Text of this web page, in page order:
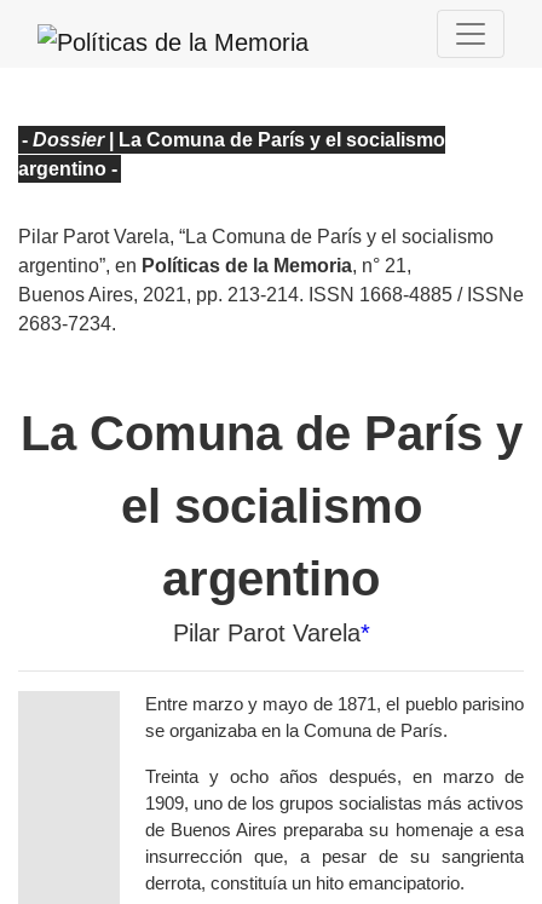
- Dossier| La Comuna de París y el socialismo
argentino -
Pilar Parot Varela, “La Comuna de París y el socialismo
argentino”, en Políticas de la Memoria, n° 21,
Buenos Aires, 2021, pp. 213-214. ISSN 1668-4885 / ISSNe
2683-7234.
La Comuna de París y
el socialismo
argentino
Pilar Parot Varela*
Entre marzo y mayo de 1871, el pueblo parisino
se organizaba en la Comuna de París.
Treinta y ocho años después, en marzo de
1909, uno de los grupos socialistas más activos
de Buenos Aires preparaba su homenaje a esa
insurrección que, a pesar de su sangrienta
derrota, constituía un hito emancipatorio.